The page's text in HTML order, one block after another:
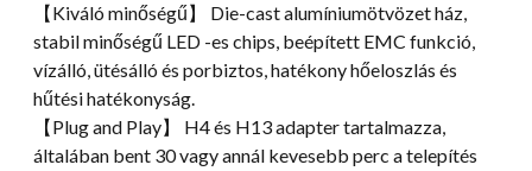
【Kiváló minőségű】 Die-cast alumíniumötvözet ház,
stabil minőségű LED -es chips, beépített EMC funkció,
vízálló, ütésálló és porbiztos, hatékony hőeloszlás és
hűtési hatékonyság.
【Plug and Play】 H4 és H13 adapter tartalmazza,
általában bent 30 vagy annál kevesebb perc a telepítés